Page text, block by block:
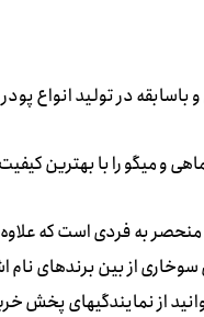
در تولید انواع
و میگو را با بهترین
به فردی است که
از بین برندهای نام
از نمایندگیهای پخش